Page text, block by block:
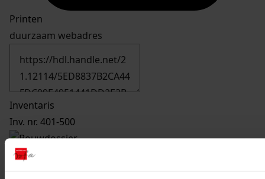
Printen
duurzaam webadres
Inventaris
Inv. nr. 401-500
459Vergroten woning, 1976
Datering: